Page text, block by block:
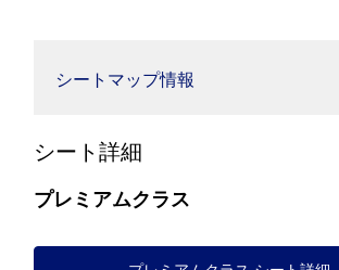
シートマップ情報
シート詳細
プレミアムクラス